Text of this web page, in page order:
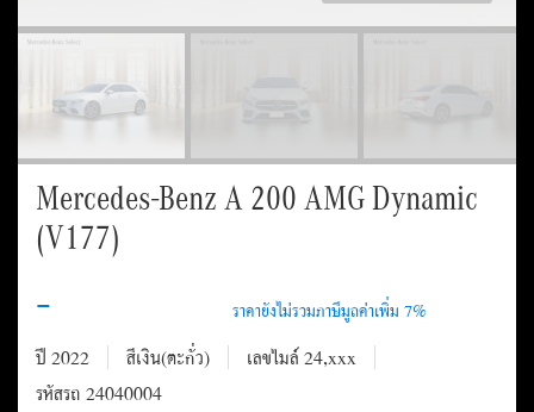
Mercedes-Benz A 200 AMG Dynamic
(V177)
-
ปี 2022 สีเงิน(ตะกั่ว)
เลขไมล์ 24,xxx
รหัสรถ 24040004